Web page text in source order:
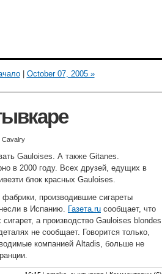
| October 07, 2005 »
Cavalry
Gauloises. А также Gitanes.
в 2000 году. Всех друзей, едущих в
блок красных Gauloises.
производившие сигареты
в Испанию. Газета.ru сообщает, что
а производство Gauloises blondes
не сообщает. Говорится только,
компанией Altadis, больше не